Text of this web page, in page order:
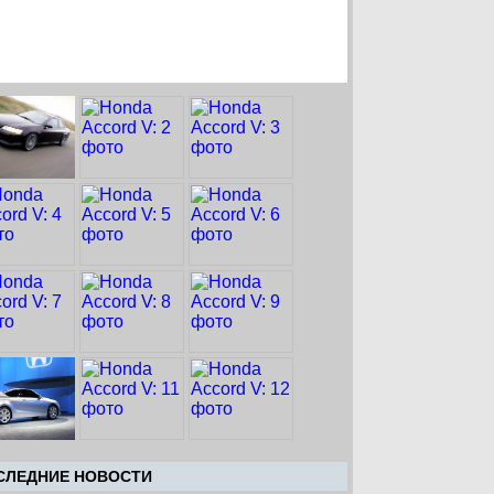
НОВОСТИ